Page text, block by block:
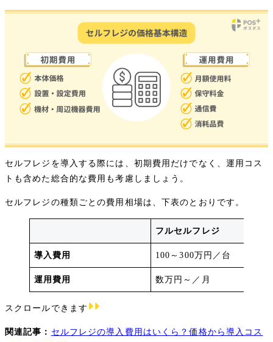
セルフレジを導入する際には、初期費用だけでなく、運用コス
トも含めた総合的な費用も考慮しましょう。
セルフレジの種類ごとの費用相場は、下表のとおりです。
フルセルフレジ
導入費用 100～300万円／台
運用費用 数万円～／月
スクロールできます
関連記事： セルフレジの導入費用はいくら？価格から導入コス